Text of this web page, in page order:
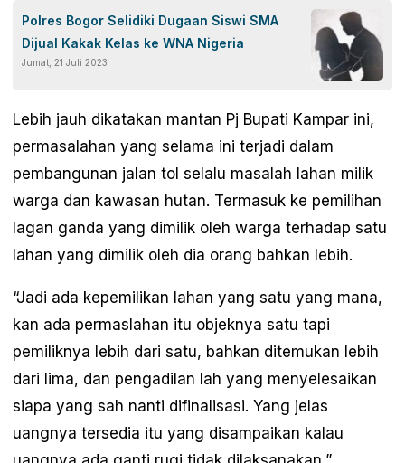
Polres Bogor Selidiki Dugaan Siswi SMA
Dijual Kakak Kelas ke WNA Nigeria
Jumat, 21 Juli 2023
Lebih jauh dikatakan mantan Pj Bupati Kampar ini,
permasalahan yang selama ini terjadi dalam
pembangunan jalan tol selalu masalah lahan milik
warga dan kawasan hutan. Termasuk ke pemilihan
lagan ganda yang dimilik oleh warga terhadap satu
lahan yang dimilik oleh dia orang bahkan lebih.
“Jadi ada kepemilikan lahan yang satu yang mana,
kan ada permaslahan itu objeknya satu tapi
pemiliknya lebih dari satu, bahkan ditemukan lebih
dari lima, dan pengadilan lah yang menyelesaikan
siapa yang sah nanti difinalisasi. Yang jelas
uangnya tersedia itu yang disampaikan kalau